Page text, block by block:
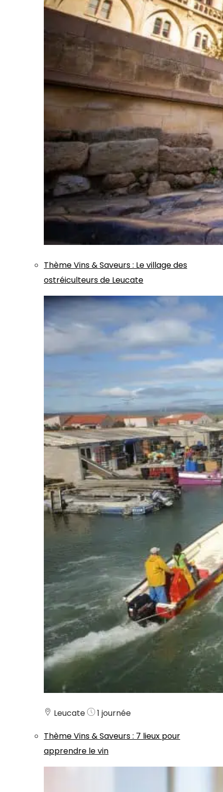
ThèmeVins & Saveurs: Le village des
ostréiculteurs de Leucate
Leucate
1 journée
ThèmeVins & Saveurs: 7 lieux pour
apprendre le vin